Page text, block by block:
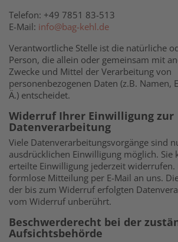
Telefon: +49 7851 83-513
E-Mail: info@bag-kehl.de
Verantwortliche Stelle ist die natürliche
Person, die allein oder gemeinsam mit
Zwecke und Mittel der Verarbeitung von
personenbezogenen Daten (z.B. Namen,
Ä.) entscheidet.
Widerruf Ihrer Einwilligung zur
Datenverarbeitung
Viele Datenverarbeitungsvorgänge sind
ausdrücklichen Einwilligung möglich. Sie
erteilte Einwilligung jederzeit widerrufen.
formlose Mitteilung per E-Mail an uns.
der bis zum Widerruf erfolgten
vom Widerruf unberührt.
Beschwerderecht bei der
Aufsichtsbehörde